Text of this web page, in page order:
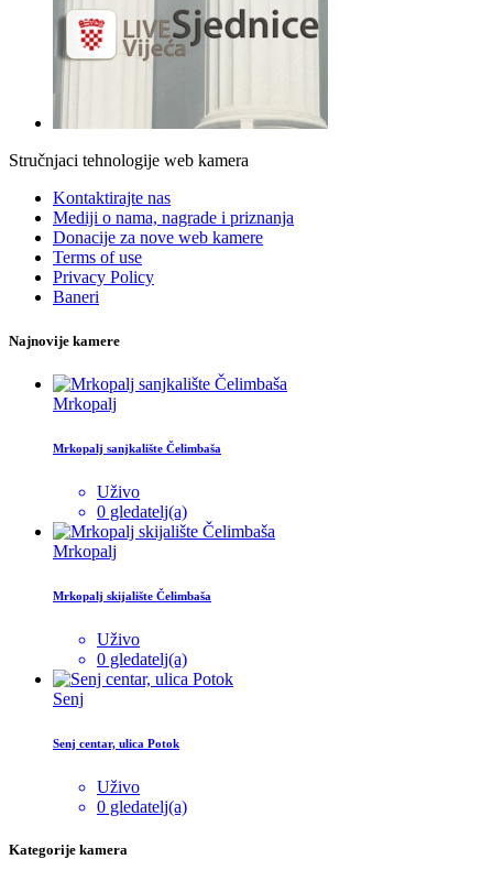
Stručnjaci tehnologije web kamera
Kontaktirajte nas
Mediji o nama, nagrade i priznanja
Donacije za nove web kamere
Terms of use
Privacy Policy
Baneri
Najnovije kamere
Mrkopalj
Mrkopalj sanjkalište Čelimbaša
Uživo
0 gledatelj(a)
Mrkopalj
Mrkopalj skijalište Čelimbaša
Uživo
0 gledatelj(a)
Senj
Senj centar, ulica Potok
Uživo
0 gledatelj(a)
Kategorije kamera